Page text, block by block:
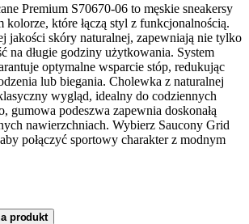
Premium S70670-06 to męskie sneakersy
kolorze, które łączą styl z funkcjonalnością.
jakości skóry naturalnej, zapewniają nie tylko
na długie godziny użytkowania. System
optymalne wsparcie stóp, redukując
lub biegania. Cholewka z naturalnej
wygląd, idealny do codziennych
gumowa podeszwa zapewnia doskonałą
nawierzchniach. Wybierz Saucony Grid
połączyć sportowy charakter z modnym
produkt